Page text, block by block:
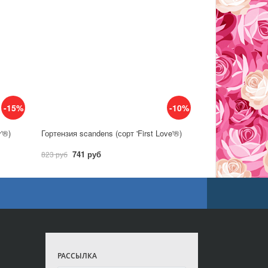
-15% -10%
Гортензия scandens (сорт 'First Love'®)
823 руб 741 руб
РАССЫЛКА